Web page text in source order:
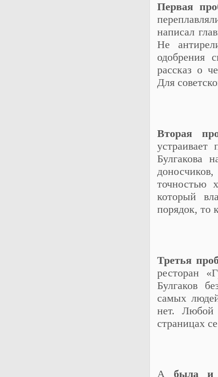
Первая
написал
Не
одобрения
рассказ о
Для
Вторая
Булгакова
точностью
который
порядок, то
Третья
ресторан
Булгаков
самых
нет. Любой
страницах
А была и